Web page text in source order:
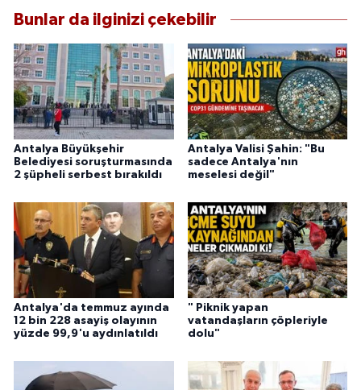
Bunlar da ilginizi çekebilir
Antalya Büyükşehir
Belediyesi soruşturmasında
2 şüpheli serbest bırakıldı
Antalya Valisi Şahin: "Bu
sadece Antalya'nın
meselesi değil"
Antalya'da temmuz ayında
12 bin 228 asayiş olayının
yüzde 99,9'u aydınlatıldı
" Piknik yapan
vatandaşların çöpleriyle
dolu"